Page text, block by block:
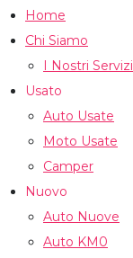
Home
Chi Siamo
I Nostri Servizi
Usato
Auto Usate
Moto Usate
Camper
Nuovo
Auto Nuove
Auto KM0